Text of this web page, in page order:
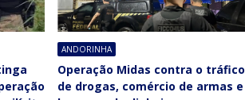
ANDORINHA
Operação Midas contra o tráfico
de drogas, comércio de armas e